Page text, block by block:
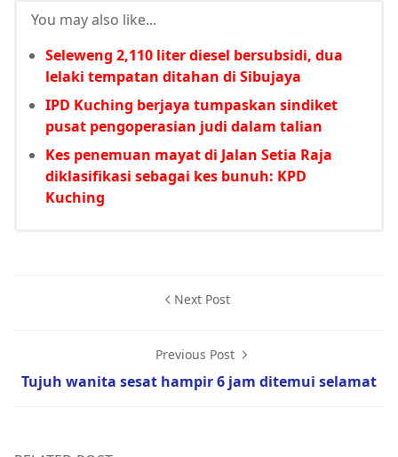
You may also like...
Seleweng 2,110 liter diesel bersubsidi, dua
lelaki tempatan ditahan di Sibujaya
IPD Kuching berjaya tumpaskan sindiket
pusat pengoperasian judi dalam talian
Kes penemuan mayat di Jalan Setia Raja
diklasifikasi sebagai kes bunuh: KPD
Kuching
Next Post
Previous Post
Tujuh wanita sesat hampir 6 jam ditemui selamat